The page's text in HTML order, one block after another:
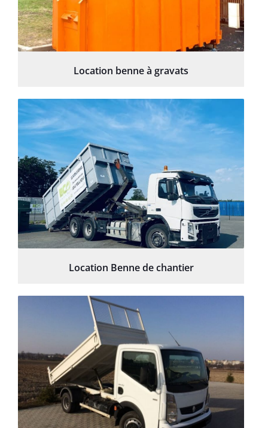
Location benne à gravats
Location Benne de chantier